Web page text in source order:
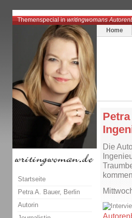
Themenspecial inwritingwomans
Home
Die
Startseite
Petra A. Bauer, Berlin
Autorin